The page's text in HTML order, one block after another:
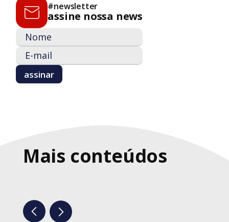
#newsletter
assine nossa news
Mais conteúdos